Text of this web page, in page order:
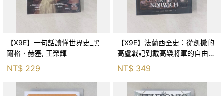
【X9E】一句話讀懂世界史_黑
爾格．赫塞, 王榮輝
NT$ 229
【X9E】法蘭西全史：從凱撒的
高盧戰記到戴高樂將軍的自由法
國，歐陸強權法蘭西的二千年史
_約翰．朱利葉斯．諾里奇, 何修
NT$ 349